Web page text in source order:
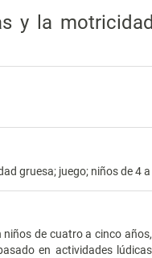
EQUIPO
y la
gruesa; juego; niños de 4
de cuatro a cinco
en actividades